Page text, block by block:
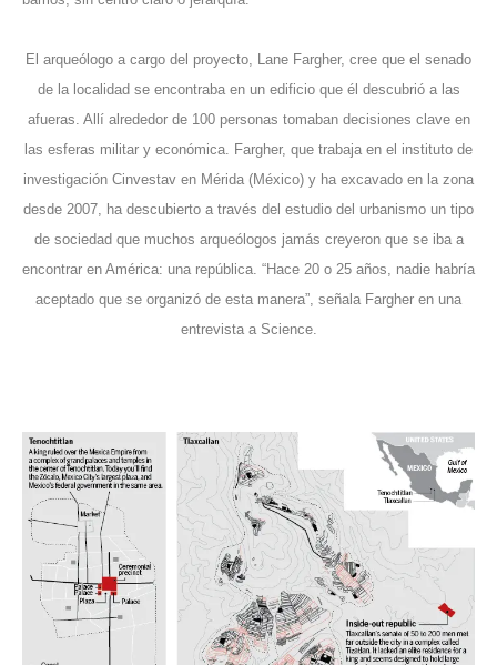
El arqueólogo a cargo del proyecto, Lane Fargher, cree que el senado
de la localidad se encontraba en un edificio que él descubrió a las
afueras. Allí alrededor de 100 personas tomaban decisiones clave en
las esferas militar y económica. Fargher, que trabaja en el instituto de
investigación Cinvestav en Mérida (México) y ha excavado en la zona
desde 2007, ha descubierto a través del estudio del urbanismo un tipo
de sociedad que muchos arqueólogos jamás creyeron que se iba a
encontrar en América: una república. “Hace 20 o 25 años, nadie habría
aceptado que se organizó de esta manera”, señala Fargher en una
entrevista a Science.